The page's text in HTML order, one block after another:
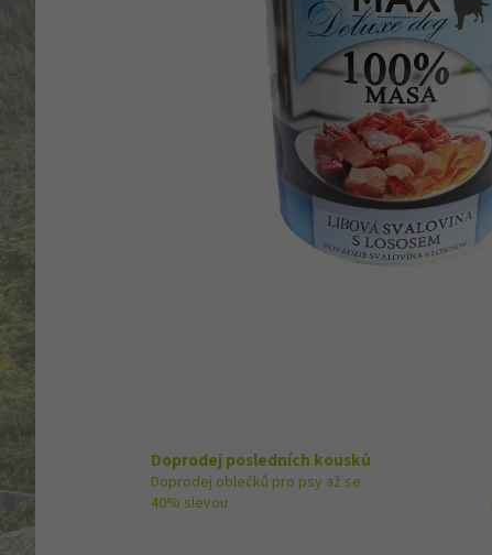
Doprodej posledních kousků
Doprodej oblečků pro psy až se
40% slevou